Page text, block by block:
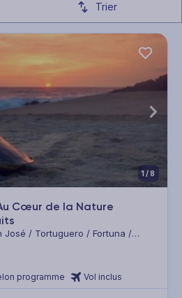
Trier
1/8
Cœur de la Nature
José / Tortuguero / Fortuna /
Antonio
programme Vol inclus